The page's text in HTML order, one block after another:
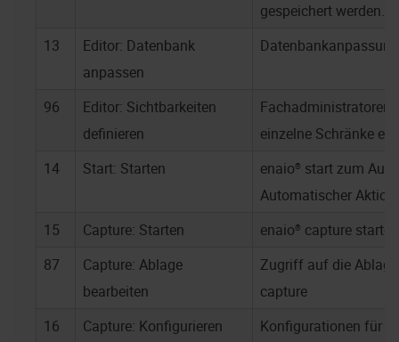
gespeichert werden.
13
Editor: Datenbank
anpassen
96
Editor: Sichtbarkeiten
definieren
einzelne Schränke
14
Start: Starten enaio® start zum
Automatischer
15
Capture: Starten enaio® capture starten
87
Capture: Ablage
bearbeiten
Zugriff auf die
capture
16
Capture: Konfigurieren Konfigurationen für